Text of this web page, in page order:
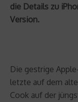
die Details zu
Version.
Die gestrige
letzte auf dem
Cook auf der